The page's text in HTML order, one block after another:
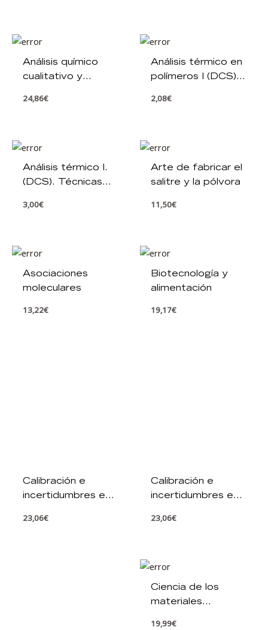
Análisis químico
cualitativo y
24,86€
Análisis térmico en
polímeros I (DCS).
2,08€
Análisis térmico I.
(DCS). Técnicas
de polímeros.
3,00€
Arte de fabricar el
salitre y la pólvora
11,50€
Asociaciones
moleculares
13,22€
Biotecnología y
alimentación
19,17€
Calibración e
incertidumbres en
químicos
23,06€
Calibración e
incertidumbres en
químicos
23,06€
Ciencia de los
materiales
19,99€